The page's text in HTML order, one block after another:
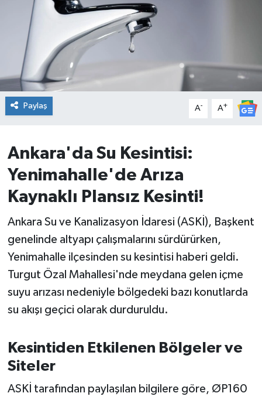
Paylaş A- A+
Ankara'da Su Kesintisi:
Yenimahalle'de Arıza
Kaynaklı Plansız Kesinti!
Ankara Su ve Kanalizasyon İdaresi (ASKİ), Başkent
genelinde altyapı çalışmalarını sürdürürken,
Yenimahalle ilçesinden su kesintisi haberi geldi.
Turgut Özal Mahallesi'nde meydana gelen içme
suyu arızası nedeniyle bölgedeki bazı konutlarda
su akışı geçici olarak durduruldu.
Kesintiden Etkilenen Bölgeler ve
Siteler
ASKİ tarafından paylaşılan bilgilere göre, ØP160
EĞİTİM
EKONOMİ
Erdek
Gömeç
Havran
İvrindi
KENT GÜNDEMİ
Kepsut
KÜLTÜR-SANAT
MANŞET
Manyas